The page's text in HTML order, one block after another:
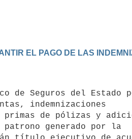
EL PAGO DE LAS
indemnizaciones
primas de pólizas y
generado por la